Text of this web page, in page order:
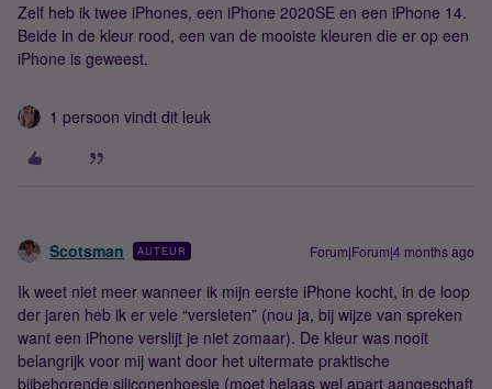
Zelf heb ik twee iPhones, een iPhone 2020SE en een iPhone 14.
Beide in de kleur rood, een van de mooiste kleuren die er op een
iPhone is geweest.
1 persoon vindt dit leuk
Scotsman AUTEUR Forum|Forum|4 months ago
Ik weet niet meer wanneer ik mijn eerste iPhone kocht, in de loop
der jaren heb ik er vele “versleten” (nou ja, bij wijze van spreken
want een iPhone verslijt je niet zomaar). De kleur was nooit
belangrijk voor mij want door het uitermate praktische
bijbehorende siliconenhoesje (moet helaas wel apart aangeschaft